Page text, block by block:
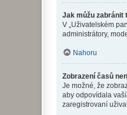
Jak můžu zabránit
V „Uživatelském
administrátory,
Nahoru
Zobrazení časů
Je možné, že
aby odpovídala
zaregistrovaní